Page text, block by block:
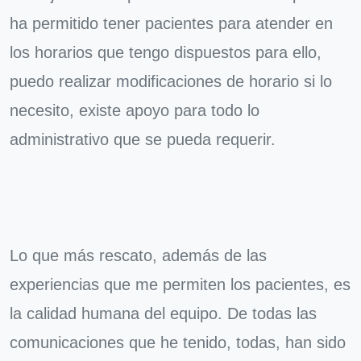
ha permitido tener pacientes para atender en
los horarios que tengo dispuestos para ello,
puedo realizar modificaciones de horario si lo
necesito, existe apoyo para todo lo
administrativo que se pueda requerir.
Lo que más rescato, además de las
experiencias que me permiten los pacientes, es
la calidad humana del equipo. De todas las
comunicaciones que he tenido, todas, han sido